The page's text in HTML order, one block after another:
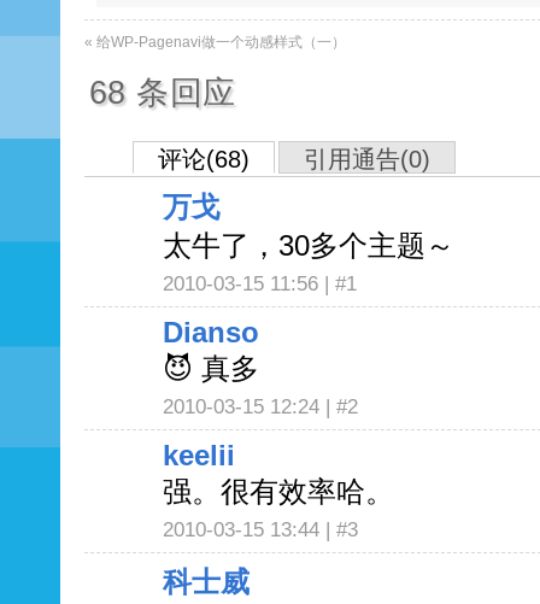
« 给WP-Pagenavi做一个动感样式（一）
68 条回应
评论(68) 引用通告(0)
万戈
太牛了，30多个主题～
2010-03-15 11:56 | #1
Dianso
😈 真多
2010-03-15 12:24 | #2
keelii
强。很有效率哈。
2010-03-15 13:44 | #3
科士威